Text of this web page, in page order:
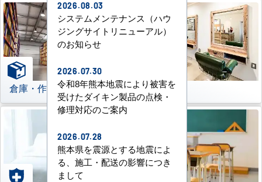
倉庫・作業場 理美容室
2026.08.03
システムメンテナンス（ハウ
ジングサイトリニューアル）
のお知らせ
2026.07.30
令和8年熊本地震により被害を
受けたダイキン製品の点検・
修理対応のご案内
2026.07.28
熊本県を震源とする地震によ
る、施工・配送の影響につき
まして